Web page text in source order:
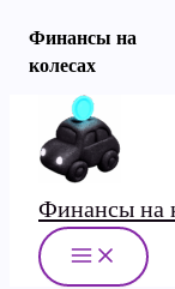
Финансы на
колесах
Перейти
содержимому
Финансы на
MAIN
MENU